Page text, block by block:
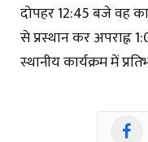
दोपहर 12:45 बजे वह
से प्रस्थान कर
स्थानीय कार्यक्रम में